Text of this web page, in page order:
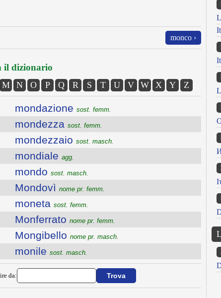
monco ›
il dizionario
M N O P Q R S T U V W X Y Z
mondazione sost. femm.
mondezza sost. femm.
mondezzaio sost. masch.
mondiale agg.
mondo sost. masch.
Mondovì nome pr. femm.
moneta sost. femm.
Monferrato nome pr. femm.
Mongibello nome pr. masch.
monile sost. masch.
da: